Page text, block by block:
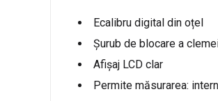
Ecalibru digital din oțel
Șurub de blocare a
Afișaj LCD clar
Permite măsurarea: